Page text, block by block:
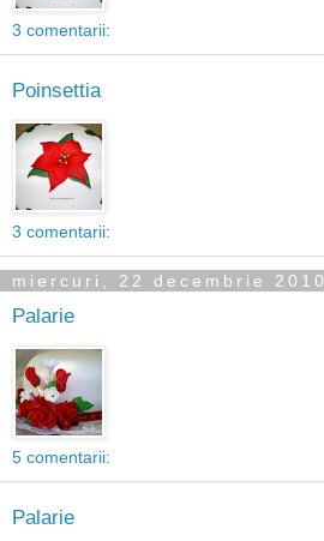
3 comentarii:
Poinsettia
3 comentarii:
miercuri, 22 decembrie 2010
Palarie
5 comentarii:
Palarie